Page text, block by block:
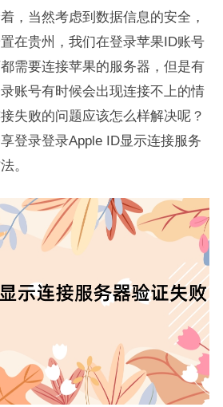
，当然考虑到数据信息的安全，
在贵州，我们在登录苹果ID账号
需要连接苹果的服务器，但是有
账号有时候会出现连接不上的情
失败的问题应该怎么样解决呢？
登录登录Apple ID显示连接服务
。